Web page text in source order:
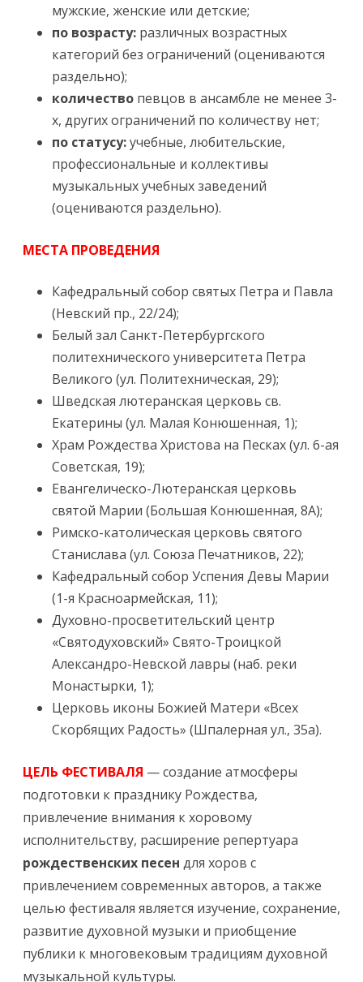
мужские, женские или детские;
по возрасту: различных возрастных
категорий без ограничений (оцениваются
раздельно);
количество певцов в ансамбле не менее 3-
х, других ограничений по количеству нет;
по статусу:учебные, любительские,
профессиональные и коллективы
музыкальных учебных заведений
(оцениваются раздельно).
МЕСТА ПРОВЕДЕНИЯ
Кафедральный собор святых Петра и Павла
(Невский пр., 22/24);
Белый зал Санкт-Петербургского
политехнического университета Петра
Великого (ул. Политехническая, 29);
Шведская лютеранская церковь св.
Екатерины (ул. Малая Конюшенная, 1);
Храм Рождества Христова на Песках (ул. 6-ая
Советская, 19);
Евангелическо-Лютеранская церковь
святой Марии (Большая Конюшенная, 8А);
Римско-католическая церковь святого
Станислава (ул. Союза Печатников, 22);
Кафедральный собор Успения Девы Марии
(1-я Красноармейская, 11);
Духовно-просветительский центр
«Святодуховский» Свято-Троицкой
Александро-Невской лавры (наб. реки
Монастырки, 1);
Церковь иконы Божией Матери «Всех
Скорбящих Радость» (Шпалерная ул., 35а).
ЦЕЛЬ ФЕСТИВАЛЯ — создание атмосферы
подготовки к празднику Рождества,
привлечение внимания к хоровому
исполнительству, расширение репертуара
рождественских песен для хоров с
привлечением современных авторов, а также
целью фестиваля является изучение, сохранение,
развитие духовной музыки и приобщение
публики к многовековым традициям духовной
музыкальной культуры.